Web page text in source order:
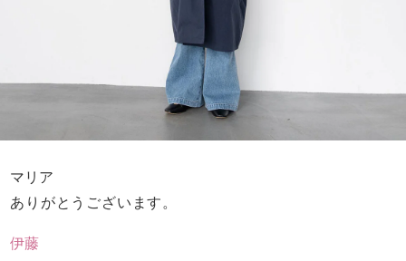
マリア
ありがとうございます。
伊藤